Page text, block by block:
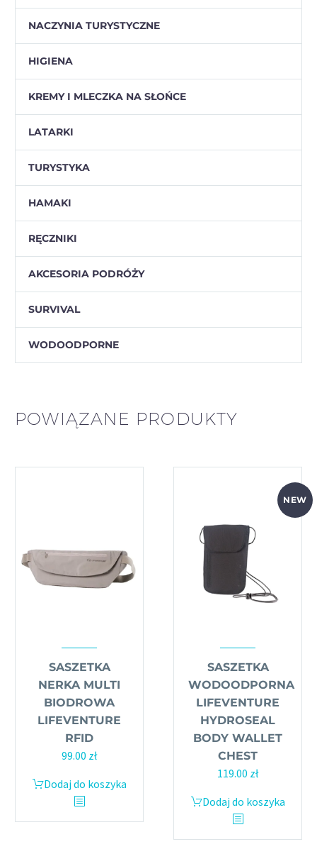
NACZYNIA TURYSTYCZNE
HIGIENA
KREMY I MLECZKA NA SŁOŃCE
LATARKI
TURYSTYKA
HAMAKI
RĘCZNIKI
AKCESORIA PODRÓŻY
SURVIVAL
WODOODPORNE
POWIĄZANE PRODUKTY
SASZETKA
NERKA MULTI
BIODROWA
LIFEVENTURE
RFID
99.00 zł
Dodaj do koszyka
NEW
SASZETKA
WODOODPORNA
LIFEVENTURE
HYDROSEAL
BODY WALLET
CHEST
119.00 zł
Dodaj do koszyka